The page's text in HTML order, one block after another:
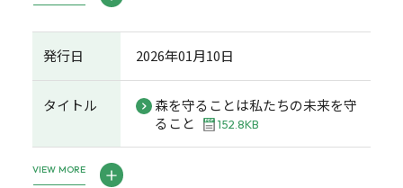
発行日 2026年01月10日
タイトル
森を守ることは私たちの未来を守
ること
152.8KB
VIEW MORE